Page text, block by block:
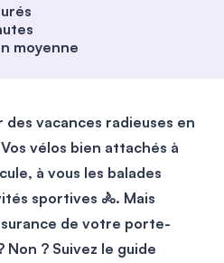
moyenne
vacances radieuses en
vélos bien attachés à
à vous les balades
sportives 🚴. Mais
de votre porte-
? Suivez le guide